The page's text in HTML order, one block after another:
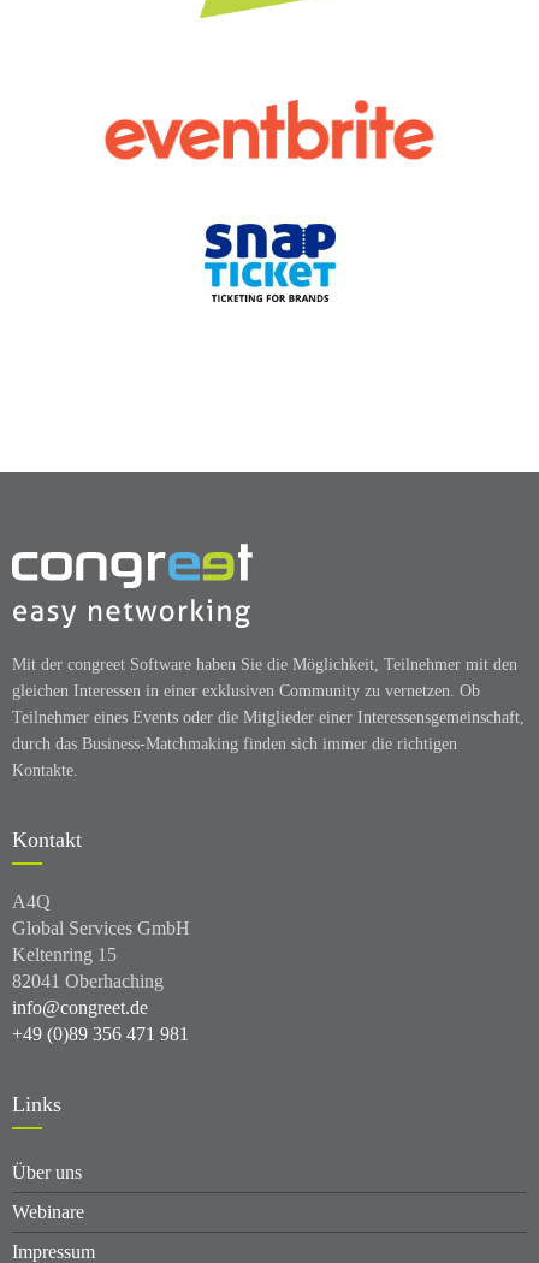
Mit der congreet Software haben Sie die Möglichkeit, Teilnehmer mit den
gleichen Interessen in einer exklusiven Community zu vernetzen. Ob
Teilnehmer eines Events oder die Mitglieder einer Interessensgemeinschaft,
durch das Business-Matchmaking finden sich immer die richtigen
Kontakte.
Kontakt
A4Q
Global Services GmbH
Keltenring 15
82041 Oberhaching
info@congreet.de
+49 (0)89 356 471 981
Links
Über uns
Webinare
Impressum